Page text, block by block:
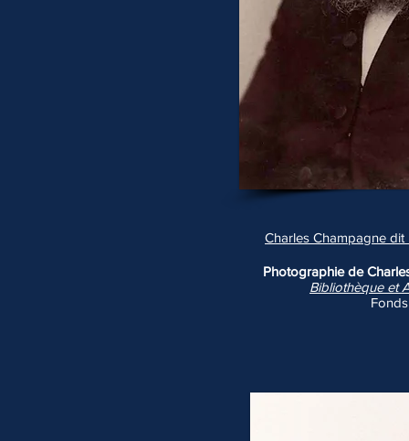
Charles Champagne dit
Photographie de
Bibliothèque et